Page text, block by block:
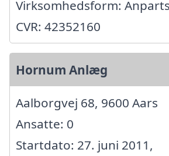
Virksomhedsform:
CVR: 42352160
Hornum Anlæg
Aalborgvej 68, 9600 Aars
Ansatte: 0
Startdato: 27. juni 2011,